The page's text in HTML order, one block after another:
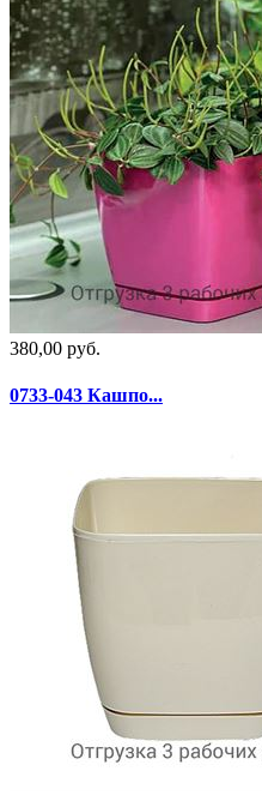
380,00 руб.
0733-043 Кашпо...